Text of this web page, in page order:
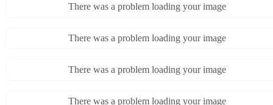
There was a problem loading your image
There was a problem loading your image
There was a problem loading your image
There was a problem loading your image